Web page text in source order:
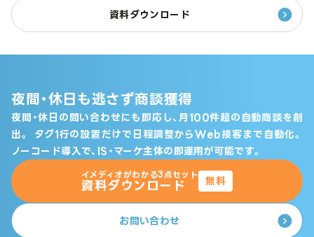
資料ダウンロード
夜間・休日も逃さず商談獲得
夜間・休日の問い合わせにも即応し、月100件超の自動商談を創
出。
タグ1行の設置だけで日程調整からWeb接客まで自動化。
ノーコード導入で、IS・マーケ主体の即運用が可能です。
イメディオがわかる3点セット
資料ダウンロード 無料
お問い合わせ